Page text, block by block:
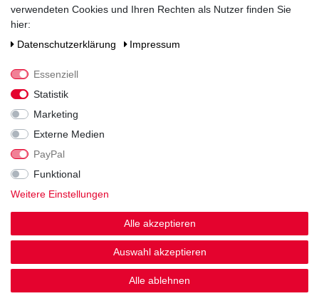
7.92Liter
Coca Cola 12x1,0L
23,99 € *
12Liter| 2,00 € / Liter
verwendeten Cookies und Ihren Rechten als Nutzer finden Sie
hier:
Daten­schutz­erklärung
Impressum
Essenziell
Statistik
Marketing
Externe Medien
PayPal
Funktional
Weitere Einstellungen
Alle akzeptieren
Auswahl akzeptieren
Alle ablehnen